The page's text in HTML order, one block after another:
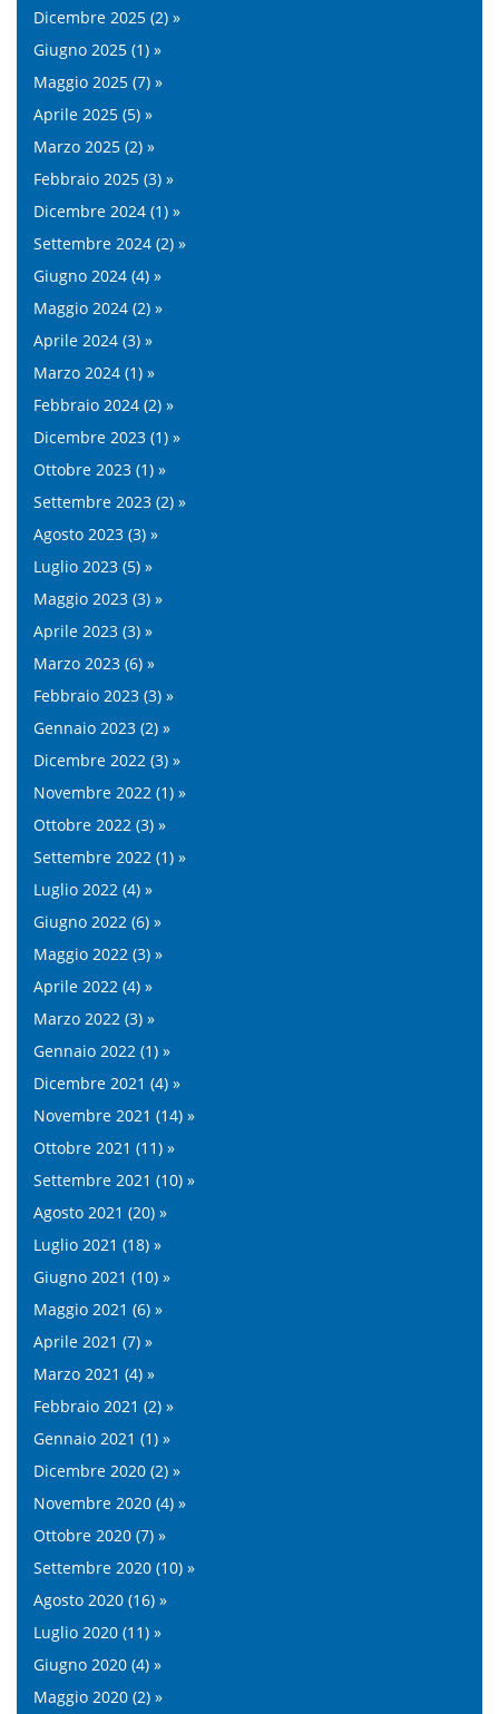
Dicembre 2025 (2) »
Giugno 2025 (1) »
Maggio 2025 (7) »
Aprile 2025 (5) »
Marzo 2025 (2) »
Febbraio 2025 (3) »
Dicembre 2024 (1) »
Settembre 2024 (2) »
Giugno 2024 (4) »
Maggio 2024 (2) »
Aprile 2024 (3) »
Marzo 2024 (1) »
Febbraio 2024 (2) »
Dicembre 2023 (1) »
Ottobre 2023 (1) »
Settembre 2023 (2) »
Agosto 2023 (3) »
Luglio 2023 (5) »
Maggio 2023 (3) »
Aprile 2023 (3) »
Marzo 2023 (6) »
Febbraio 2023 (3) »
Gennaio 2023 (2) »
Dicembre 2022 (3) »
Novembre 2022 (1) »
Ottobre 2022 (3) »
Settembre 2022 (1) »
Luglio 2022 (4) »
Giugno 2022 (6) »
Maggio 2022 (3) »
Aprile 2022 (4) »
Marzo 2022 (3) »
Gennaio 2022 (1) »
Dicembre 2021 (4) »
Novembre 2021 (14) »
Ottobre 2021 (11) »
Settembre 2021 (10) »
Agosto 2021 (20) »
Luglio 2021 (18) »
Giugno 2021 (10) »
Maggio 2021 (6) »
Aprile 2021 (7) »
Marzo 2021 (4) »
Febbraio 2021 (2) »
Gennaio 2021 (1) »
Dicembre 2020 (2) »
Novembre 2020 (4) »
Ottobre 2020 (7) »
Settembre 2020 (10) »
Agosto 2020 (16) »
Luglio 2020 (11) »
Giugno 2020 (4) »
Maggio 2020 (2) »